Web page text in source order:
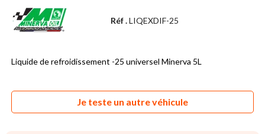
Réf .LIQEXDIF-25
Liquide de refroidissement -25 universel Minerva 5L
Je teste un autre véhicule